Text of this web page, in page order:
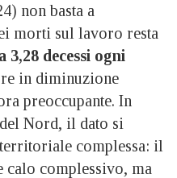
non basta a
morti sul lavoro resta
3,28 decessi ogni
in diminuzione
preoccupante. In
Nord, il dato si
complessa: il
calo complessivo, ma